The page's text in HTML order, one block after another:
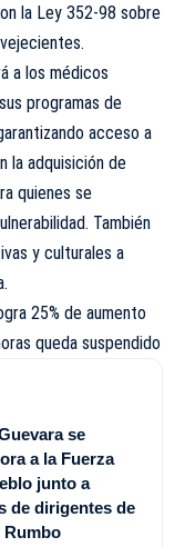
la Ley 352-98 sobre
a los médicos
programas de
acceso a
la adquisición de
quienes se
También
y culturales a
25% de aumento
queda suspendido
se
a la Fuerza
junto a
de dirigentes de
Rumbo